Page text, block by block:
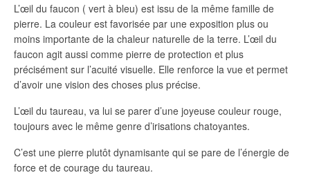
L’œil du faucon ( vert à bleu) est issu de la même famille de
pierre. La couleur est favorisée par une exposition plus ou
moins importante de la chaleur naturelle de la terre. L’œil du
faucon agit aussi comme pierre de protection et plus
précisément sur l’acuité visuelle. Elle renforce la vue et permet
d’avoir une vision des choses plus précise.
L’œil du taureau, va lui se parer d’une joyeuse couleur rouge,
toujours avec le même genre d’irisations chatoyantes.
C’est une pierre plutôt dynamisante qui se pare de l’énergie de
force et de courage du taureau.